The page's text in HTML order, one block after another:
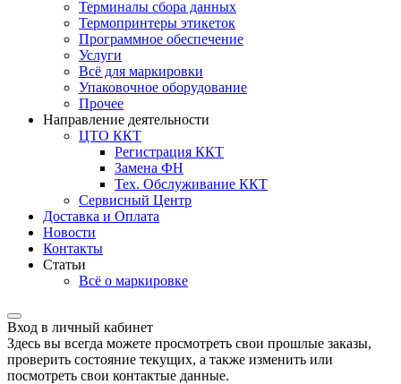
Терминалы сбора данных
Термопринтеры этикеток
Программное обеспечение
Услуги
Всё для маркировки
Упаковочное оборудование
Прочее
Направление деятельности
ЦТО ККТ
Регистрация ККТ
Замена ФН
Тех. Обслуживание ККТ
Сервисный Центр
Доставка и Оплата
Новости
Контакты
Статьи
Всё о маркировке
Вход в личный кабинет
Здесь вы всегда можете просмотреть свои прошлые заказы,
проверить состояние текущих, а также изменить или
посмотреть свои контактые данные.